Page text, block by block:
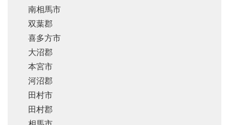
南相馬市
双葉郡
喜多方市
大沼郡
本宮市
河沼郡
田村市
田村郡